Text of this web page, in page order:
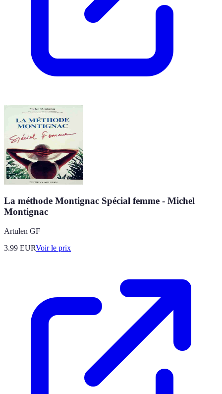
La méthode Montignac Spécial femme - Michel
Montignac
Artulen GF
3.99 EURVoir le prix